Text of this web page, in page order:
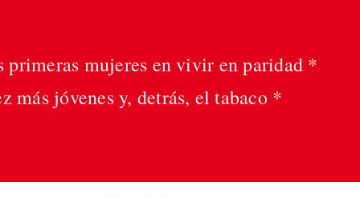
primeras mujeres en vivir en paridad *
más jóvenes y, detrás, el tabaco *